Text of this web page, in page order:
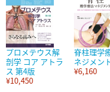
プロメテウス解
剖学 コア アトラ
ス 第4版
¥10,450
脊柱理学
ネジメン
¥6,160